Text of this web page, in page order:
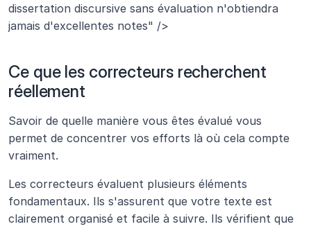
dissertation discursive sans évaluation n'obtiendra
jamais d'excellentes notes" />
Ce que les correcteurs recherchent
réellement
Savoir de quelle manière vous êtes évalué vous
permet de concentrer vos efforts là où cela compte
vraiment.
Les correcteurs évaluent plusieurs éléments
fondamentaux. Ils s'assurent que votre texte est
clairement organisé et facile à suivre. Ils vérifient que